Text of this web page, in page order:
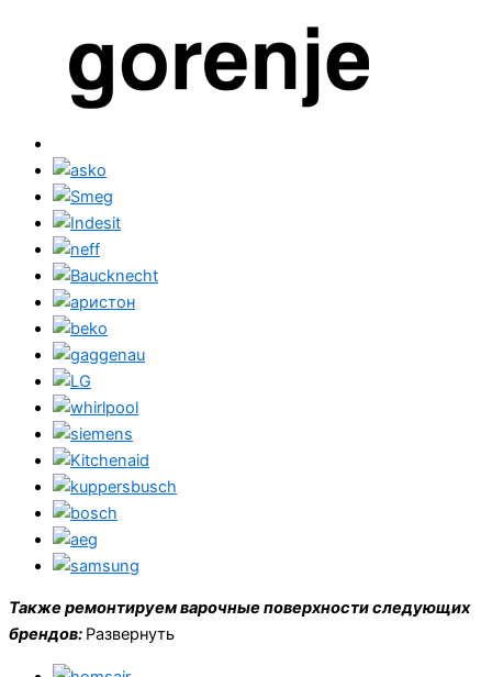
Также ремонтируем варочные поверхности следующих
брендов: Развернуть